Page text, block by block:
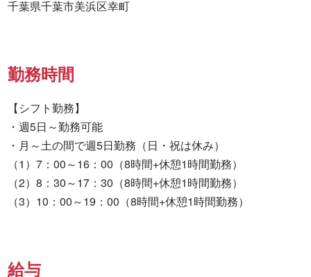
千葉県千葉市美浜区幸町
勤務時間
【シフト勤務】
・週5日～勤務可能
・月～土の間で週5日勤務（日・祝は休み）
（1）7：00～16：00（8時間+休憩1時間勤務）
（2）8：30～17：30（8時間+休憩1時間勤務）
（3）10：00～19：00（8時間+休憩1時間勤務）
給与